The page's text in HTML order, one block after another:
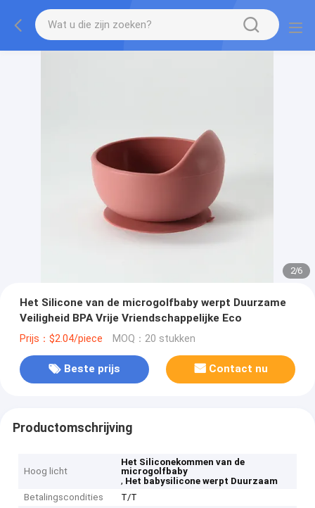
2/6
Het Silicone van de microgolfbaby werpt Duurzame
Veiligheid BPA Vrije Vriendschappelijke Eco
Prijs：$2.04/piece MOQ：20 stukken
Beste prijs Contact nu
Productomschrijving
Hoog licht
Het Siliconekommen van de
microgolfbaby
, Het babysilicone werpt Duurzaam
Betalingscondities
T/T